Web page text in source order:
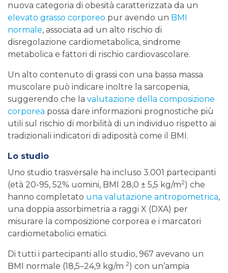
nuova categoria di obesità caratterizzata da un
elevato grasso corporeo pur avendo un BMI
normale, associata ad un alto rischio di
disregolazione cardiometabolica, sindrome
metabolica e fattori di rischio cardiovascolare.
Un alto contenuto di grassi con una bassa massa
muscolare può indicare inoltre la sarcopenia,
suggerendo che la valutazione della composizione
corporea possa dare informazioni prognostiche più
utili sul rischio di morbilità di un individuo rispetto ai
tradizionali indicatori di adiposità come il BMI.
Lo studio
Uno studio trasversale ha incluso 3.001 partecipanti
(età 20-95, 52% uomini, BMI 28,0 ± 5,5 kg/m2) che
hanno completato una valutazione antropometrica,
una doppia assorbimetria a raggi X (DXA) per
misurare la composizione corporea e i marcatori
cardiometabolici ematici.
Di tutti i partecipanti allo studio, 967 avevano un
BMI normale (18,5–24,9 kg/m 2) con un’ampia